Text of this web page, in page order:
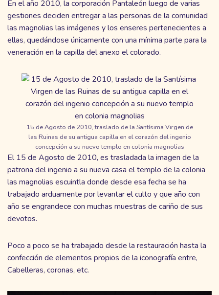
En el año 2010, la corporación Pantaleón luego de varias
gestiones deciden entregar a las personas de la comunidad
las magnolias las imágenes y los enseres pertenecientes a
ellas, quedándose únicamente con una mínima parte para la
veneración en la capilla del anexo el colorado.
15 de Agosto de 2010, traslado de la Santísima Virgen de
las Ruinas de su antigua capilla en el corazón del ingenio
concepción a su nuevo templo en colonia magnolias
El 15 de Agosto de 2010, es trasladada la imagen de la
patrona del ingenio a su nueva casa el templo de la colonia
las magnolias escuintla donde desde esa fecha se ha
trabajado arduamente por levantar el culto y que año con
año se engrandece con muchas muestras de cariño de sus
devotos.
Poco a poco se ha trabajado desde la restauración hasta la
confección de elementos propios de la iconografía entre,
Cabelleras, coronas, etc.